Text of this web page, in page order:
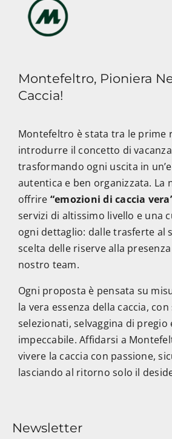
Montefeltro, Pioniera
Caccia!
Montefeltro è stata tra le prime
introdurre il concetto di
trasformando ogni uscita in
autentica e ben organizzata. La
offrire “emozioni di caccia
servizi di altissimo livello e una
ogni dettaglio: dalle trasferte al
scelta delle riserve alla
nostro team.
Ogni proposta è pensata su
la vera essenza della caccia,
selezionati, selvaggina di pregio
impeccabile. Affidarsi a
vivere la caccia con passione,
lasciando al ritorno solo il
Newsletter